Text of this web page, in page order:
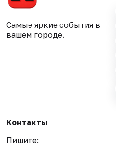
Самые яркие события в
вашем городе.
Контакты
Пишите: